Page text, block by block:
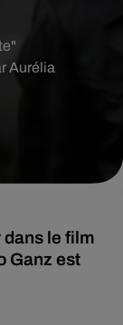
Aurélia
le film
Ganz est